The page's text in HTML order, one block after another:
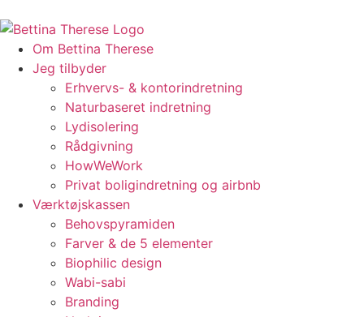
Om Bettina Therese
Jeg tilbyder
Erhvervs- & kontorindretning
Naturbaseret indretning
Lydisolering
Rådgivning
HowWeWork
Privat boligindretning og airbnb
Værktøjskassen
Behovspyramiden
Farver & de 5 elementer
Biophilic design
Wabi-sabi
Branding